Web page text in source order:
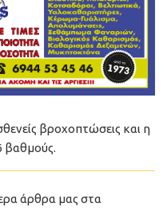
βροχοπτώσεις και η
βαθμούς.
άρθρα μας στα